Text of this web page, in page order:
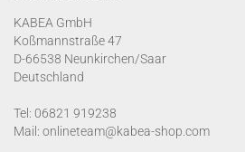
KABEA GmbH
Koßmannstraße 47
D-66538 Neunkirchen/Saar
Deutschland
Tel: 06821 919238
Mail: onlineteam@kabea-shop.com